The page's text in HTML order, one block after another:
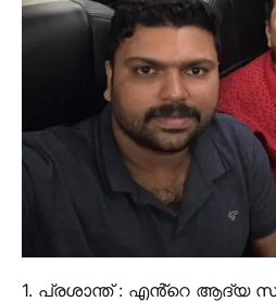
1. പ്രശാന്ത് : എൻ്റെ ആദ്യ